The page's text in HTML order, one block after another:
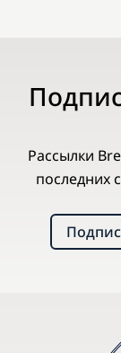
Рассылки
последних